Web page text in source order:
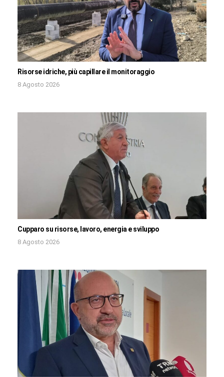
Risorse idriche, più capillare il monitoraggio
8 Agosto 2026
Cupparo su risorse, lavoro, energia e sviluppo
8 Agosto 2026